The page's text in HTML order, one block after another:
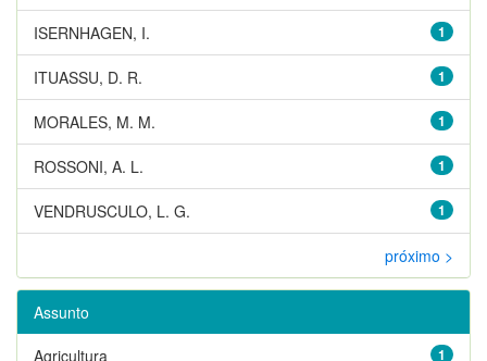
1
ISERNHAGEN, I.
1
ITUASSU, D. R.
1
MORALES, M. M.
1
ROSSONI, A. L.
1
VENDRUSCULO, L. G.
próximo >
Assunto
1
Agricultura